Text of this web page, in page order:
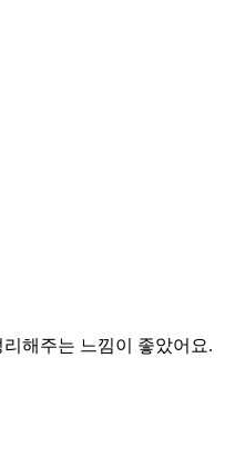
해주는 느낌이 좋았어요.